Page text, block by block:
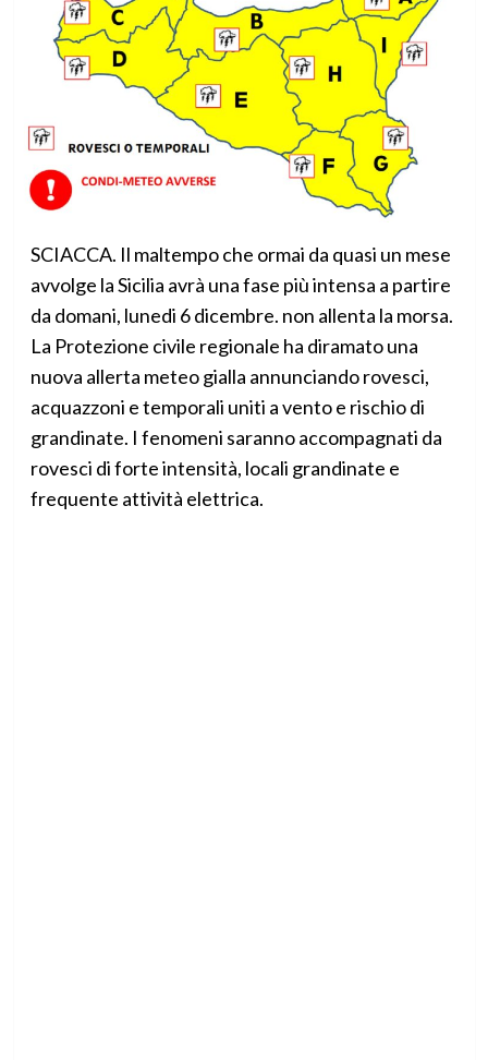
SCIACCA. Il maltempo che ormai da quasi un mese
avvolge la Sicilia avrà una fase più intensa a partire
da domani, lunedi 6 dicembre. non allenta la morsa.
La Protezione civile regionale ha diramato una
nuova allerta meteo gialla annunciando rovesci,
acquazzoni e temporali uniti a vento e rischio di
grandinate. I fenomeni saranno accompagnati da
rovesci di forte intensità, locali grandinate e
frequente attività elettrica.